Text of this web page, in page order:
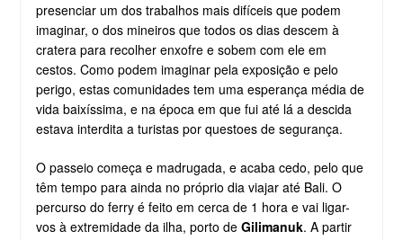
presenciar um dos trabalhos mais difíceis que podem
imaginar, o dos mineiros que todos os dias descem à
cratera para recolher enxofre e sobem com ele em
cestos. Como podem imaginar pela exposição e pelo
perigo, estas comunidades tem uma esperança média de
vida baixíssima, e na época em que fui até lá a descida
estava interdita a turistas por questoes de segurança.
O passeio começa e madrugada, e acaba cedo, pelo que
têm tempo para ainda no próprio dia viajar até Bali. O
percurso do ferry é feito em cerca de 1 hora e vai ligar-
vos à extremidade da ilha, porto de Gilimanuk. A partir